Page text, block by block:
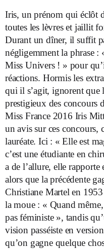
Iris, un prénom qui éclôt
toutes les lèvres et jaillit
Durant un dîner, il suffit
négligemment la phrase
Miss Univers ! » pour
réactions. Hormis les
qui il s’agit, ignorent que
prestigieux des concours
Miss France 2016 Iris
un avis sur ces concours,
lauréate. Ici : « Elle est
c’est une étudiante en
a de l’allure, elle
alors que la précédente
Christiane Martel en
la moue : « Quand
pas féministe », tandis
vision passéiste en
qu’on gagne quelque